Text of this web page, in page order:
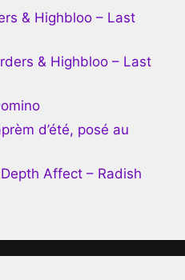
& Highbloo – Last
& Highbloo – Last
d’été, posé au
Depth Affect – Radish